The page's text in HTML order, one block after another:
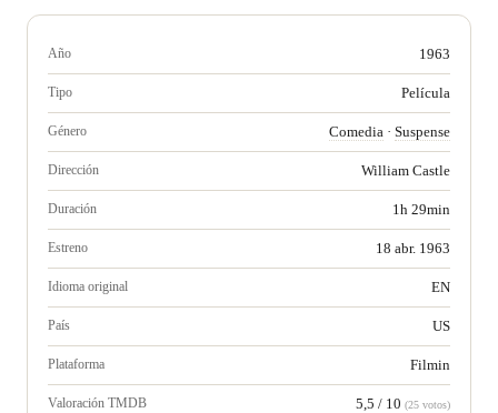
Año 1963
Tipo Película
Género Comedia · Suspense
Dirección William Castle
Duración 1h 29min
Estreno 18 abr. 1963
Idioma original EN
País US
Plataforma Filmin
Valoración TMDB 5,5 / 10 (25 votos)